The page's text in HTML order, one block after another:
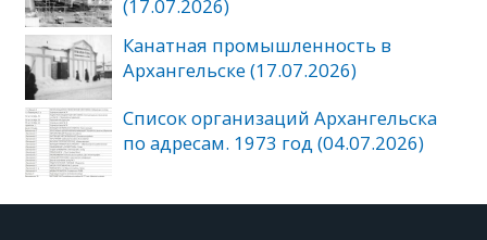
(17.07.2026)
Канатная промышленность в
Архангельске (17.07.2026)
Список организаций Архангельска
по адресам. 1973 год (04.07.2026)